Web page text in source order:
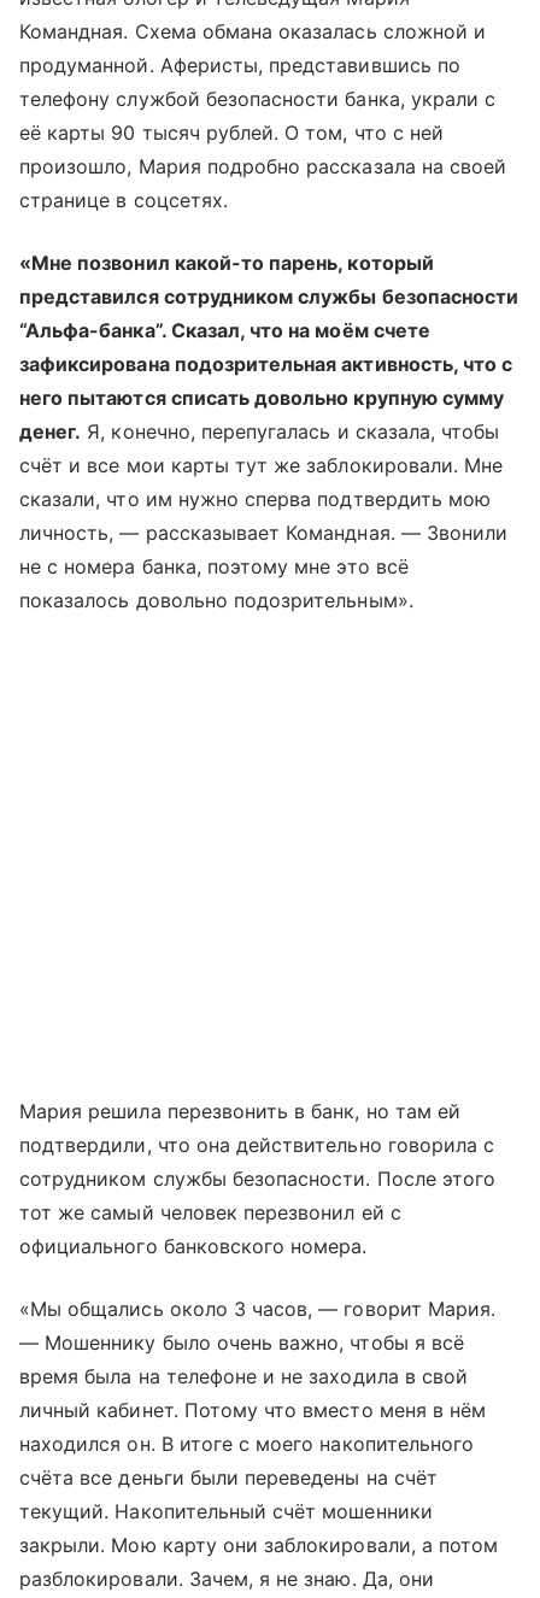
Командная. Схема обмана оказалась сложной и
продуманной. Аферисты, представившись по
телефону службой безопасности банка, украли с
её карты 90 тысяч рублей. О том, что с ней
произошло, Мария подробно рассказала на своей
странице в соцсетях.
«Мне позвонил какой-то парень, который
представился сотрудником службы безопасности
“Альфа-банка”. Сказал, что на моём счете
зафиксирована подозрительная активность, что с
него пытаются списать довольно крупную сумму
денег. Я, конечно, перепугалась и сказала, чтобы
счёт и все мои карты тут же заблокировали. Мне
сказали, что им нужно сперва подтвердить мою
личность, — рассказывает Командная. — Звонили
не с номера банка, поэтому мне это всё
показалось довольно подозрительным».
Мария решила перезвонить в банк, но там ей
подтвердили, что она действительно говорила с
сотрудником службы безопасности. После этого
тот же самый человек перезвонил ей с
официального банковского номера.
«Мы общались около 3 часов, — говорит Мария.
— Мошеннику было очень важно, чтобы я всё
время была на телефоне и не заходила в свой
личный кабинет. Потому что вместо меня в нём
находился он. В итоге с моего накопительного
счёта все деньги были переведены на счёт
текущий. Накопительный счёт мошенники
закрыли. Мою карту они заблокировали, а потом
разблокировали. Зачем, я не знаю. Да, они